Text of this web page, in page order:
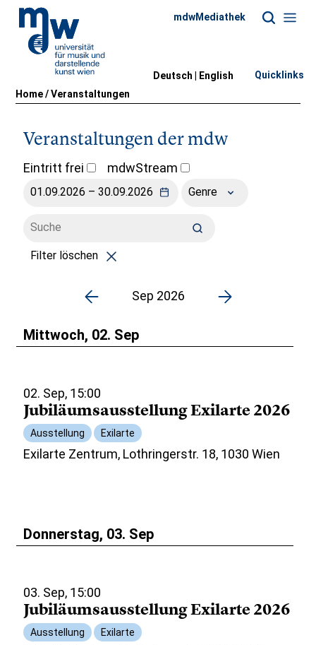
Home/Veranstaltungen
mdwMediathek
Deutsch | English Quicklinks
Veranstaltungen der mdw
Eintritt frei mdwStream
Genre
Filter löschen
Sep 2026
Mittwoch, 02. Sep
02. Sep, 15:00
Jubiläumsausstellung Exilarte 2026
Ausstellung Exilarte
Exilarte Zentrum, Lothringerstr. 18, 1030 Wien
Donnerstag, 03. Sep
03. Sep, 15:00
Jubiläumsausstellung Exilarte 2026
Ausstellung Exilarte